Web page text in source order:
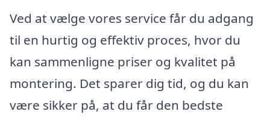
Ved at vælge vores service får du adgang
til en hurtig og effektiv proces, hvor du
kan sammenligne priser og kvalitet på
montering. Det sparer dig tid, og du kan
være sikker på, at du får den bedste